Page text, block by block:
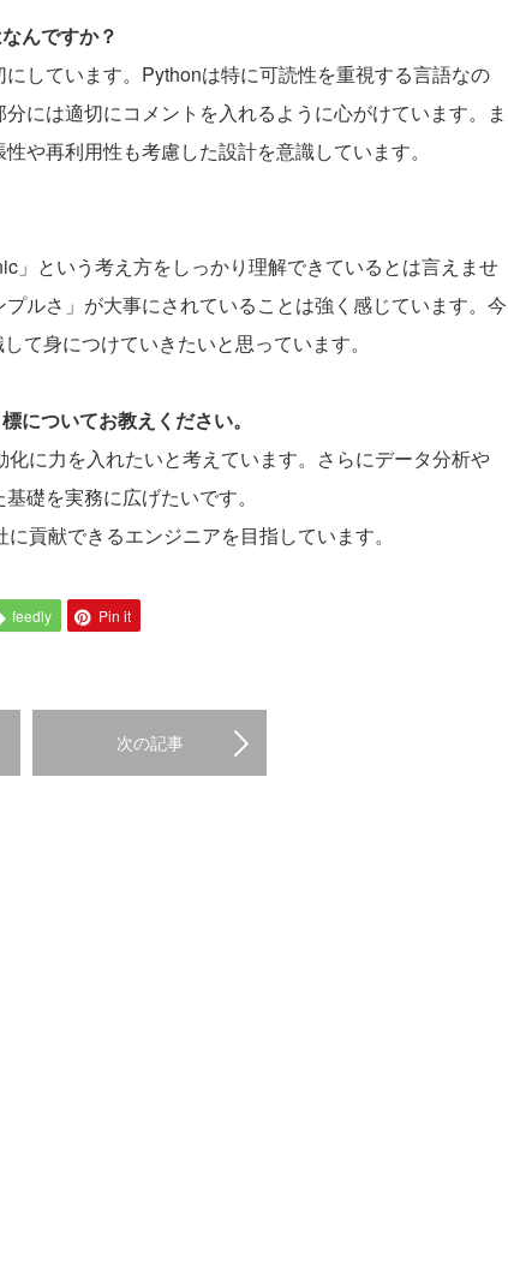
んですか？
しています。Pythonは特に可読性を重視する言語なの
には適切にコメントを入れるように心がけています。ま
や再利用性も考慮した設計を意識しています。
」という考え方をしっかり理解できているとは言えませ
ルさ」が大事にされていることは強く感じています。今
て身につけていきたいと思っています。
についてお教えください。
に力を入れたいと考えています。さらにデータ分析や
礎を実務に広げたいです。
貢献できるエンジニアを目指しています。
feedly Pin it
次の記事